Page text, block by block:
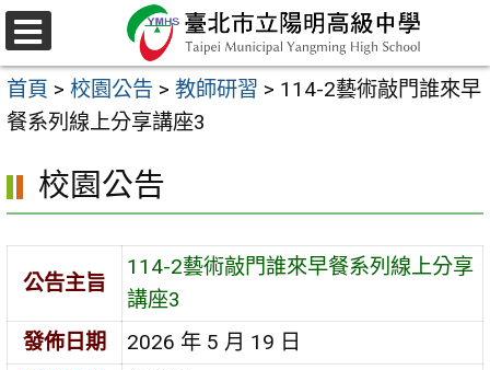
跳
至
主
要
容
區
選
單
首頁 > 校園公告 > 教師研習 > 114-2藝術敲門誰來早
餐系列線上分享講座3
校園公告
公告主旨
114-2藝術敲門誰來早餐系列線上分享
講座3
發佈日期
2026 年 5 月 19 日